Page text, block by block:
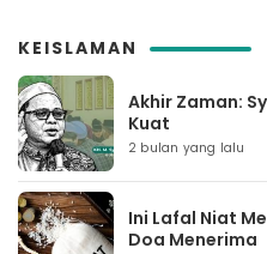
KEISLAMAN
Akhir Zaman:
Kuat
2 bulan yang lalu
Ini Lafal Niat
Doa Menerima